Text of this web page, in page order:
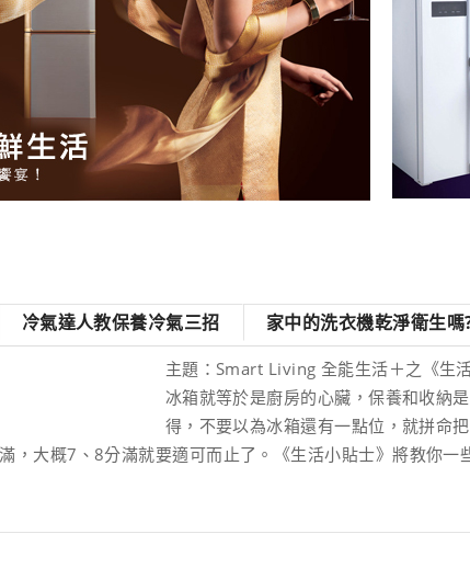
冷氣達人教保養冷氣三招 家中的洗衣機乾淨衛生嗎
主題：Smart Living 全能生活＋之《生
冰箱就等於是廚房的心臟，保養和收納
得，不要以為冰箱還有一點位，就拼命
，大概7、8分滿就要適可而止了。《生活小貼士》將教你一